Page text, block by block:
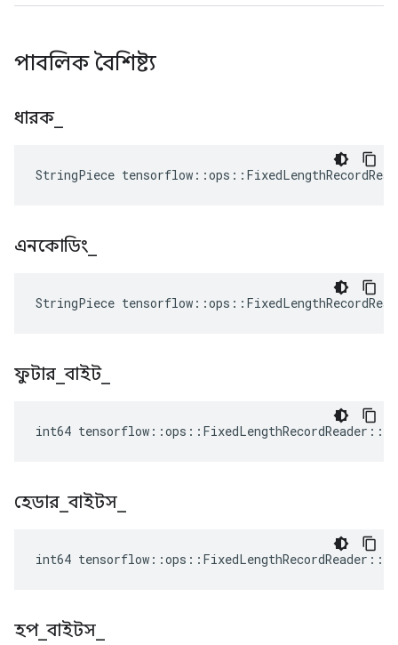
পাবলিক বৈশিষ্ট্য
ধারক_
StringPiece
এনকোডিং
StringPiece
ফুটার _বাইট_
int64
হেডার _বাইটস
int64
হপ_বাইটস